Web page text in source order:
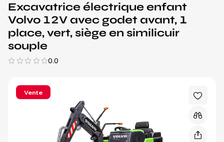
Excavatrice électrique enfant
Volvo 12V avec godet avant, 1
place, vert, siège en similicuir
souple
0.0
Vente